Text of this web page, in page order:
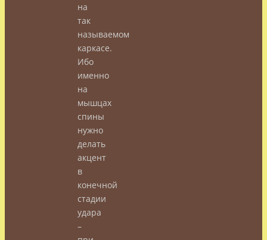
на
так
называемом
каркасе.
Ибо
именно
на
мышцах
спины
нужно
делать
акцент
в
конечной
стадии
удара
–